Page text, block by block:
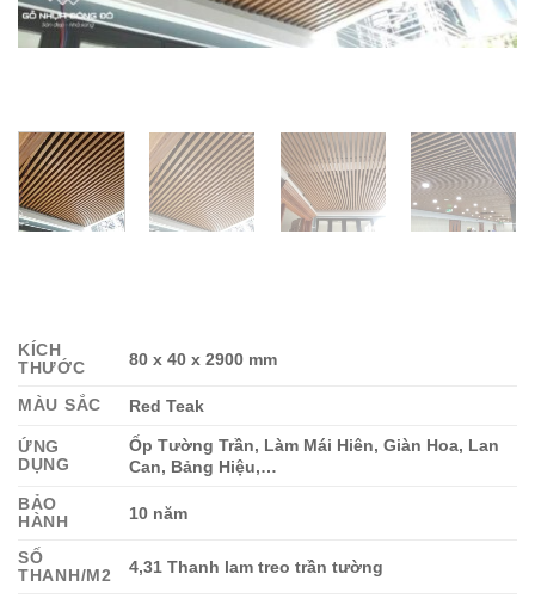
KÍCH
THƯỚC
80 x 40 x 2900 mm
MÀU SẮC Red Teak
ỨNG
DỤNG
Ốp Tường Trần, Làm Mái Hiên, Giàn Hoa, Lan
Can, Bảng Hiệu,…
BẢO
HÀNH
10 năm
SỐ
THANH/M2
4,31 Thanh lam treo trần tường